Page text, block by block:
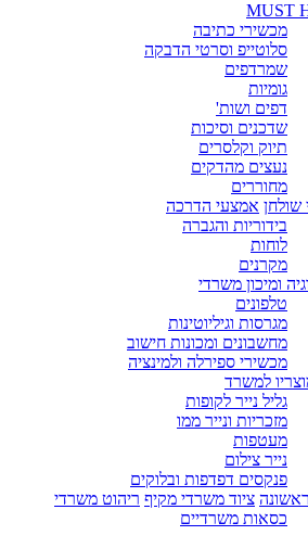
MUST
מכשירי כתיבה
סלוטייפ וסרטי הדבקה
שמרדפים
גומיות
דפים ושות'
שדכנים וסיכות
תיוק וקלסרים
נעצים מהדקים
מחוררים
שולחן אמצעי הדרכה
בידוריות והגברה
לוחות
מקרנים
ומיכון משרדי
טלפונים
מגרסות וגיליוטינות
מחשבונים ומכונות חישוב
מכשירי ספירלה ולמינציה
למשרד
גליל נייר לקופות
מזכריות ונייר ממו
מעטפות
נייר צילום
פנקסים דפדפות ובלוקים
ציוד משרדי מקיף ריהוט משרדי
כסאות משרדיים